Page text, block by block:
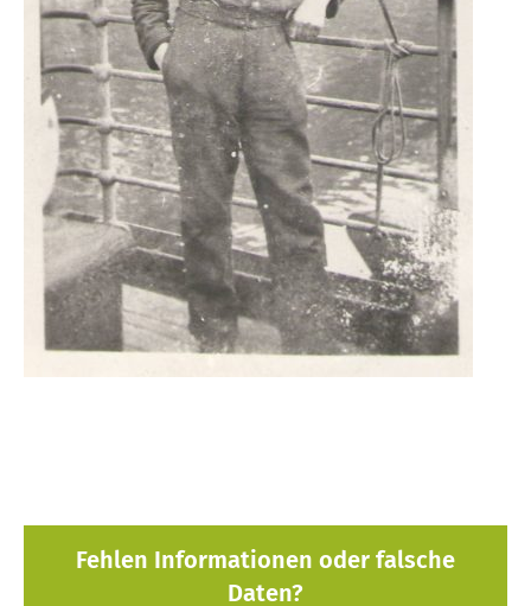
Fehlen Informationen oder falsche
Daten?